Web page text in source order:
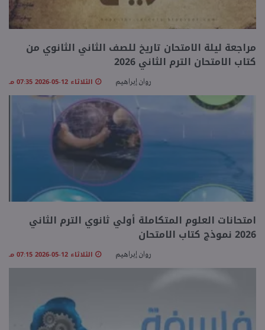
مراجعة ليلة الامتحان تاريخ للصف الثاني الثانوي من
كتاب الامتحان الترم الثاني 2026
روان إبراهيم الثلاثاء 12-05-2026 07:35 مـ
امتحانات العلوم المتكاملة أولي ثانوي الترم الثاني
2026 نموذج كتاب الامتحان
روان إبراهيم الثلاثاء 12-05-2026 07:15 مـ